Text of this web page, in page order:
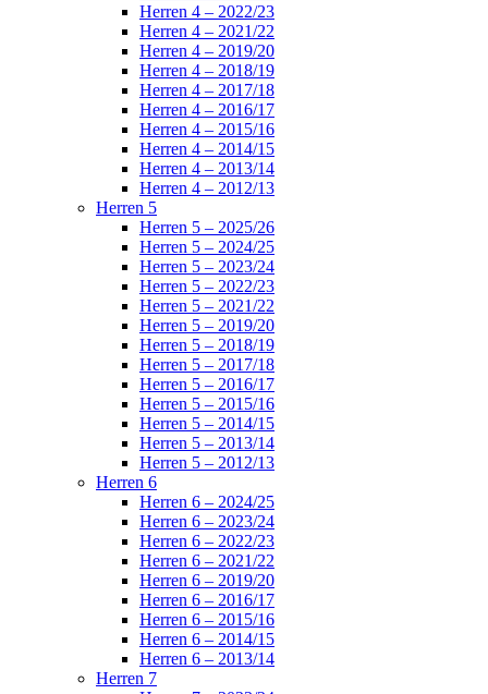
Herren 4 – 2022/23
Herren 4 – 2021/22
Herren 4 – 2019/20
Herren 4 – 2018/19
Herren 4 – 2017/18
Herren 4 – 2016/17
Herren 4 – 2015/16
Herren 4 – 2014/15
Herren 4 – 2013/14
Herren 4 – 2012/13
Herren 5
Herren 5 – 2025/26
Herren 5 – 2024/25
Herren 5 – 2023/24
Herren 5 – 2022/23
Herren 5 – 2021/22
Herren 5 – 2019/20
Herren 5 – 2018/19
Herren 5 – 2017/18
Herren 5 – 2016/17
Herren 5 – 2015/16
Herren 5 – 2014/15
Herren 5 – 2013/14
Herren 5 – 2012/13
Herren 6
Herren 6 – 2024/25
Herren 6 – 2023/24
Herren 6 – 2022/23
Herren 6 – 2021/22
Herren 6 – 2019/20
Herren 6 – 2016/17
Herren 6 – 2015/16
Herren 6 – 2014/15
Herren 6 – 2013/14
Herren 7